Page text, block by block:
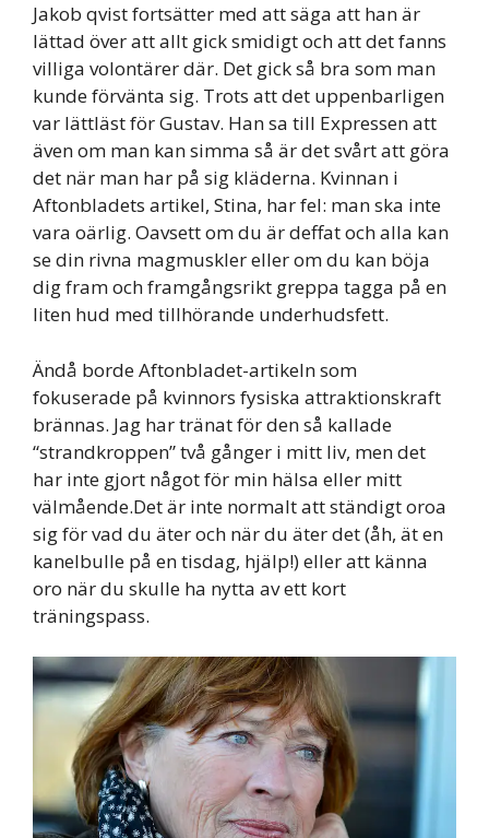
Jakob qvist fortsätter med att säga att han är
lättad över att allt gick smidigt och att det fanns
villiga volontärer där. Det gick så bra som man
kunde förvänta sig. Trots att det uppenbarligen
var lättläst för Gustav. Han sa till Expressen att
även om man kan simma så är det svårt att göra
det när man har på sig kläderna. Kvinnan i
Aftonbladets artikel, Stina, har fel: man ska inte
vara oärlig. Oavsett om du är deffat och alla kan
se din rivna magmuskler eller om du kan böja
dig fram och framgångsrikt greppa tagga på en
liten hud med tillhörande underhudsfett.
Ändå borde Aftonbladet-artikeln som
fokuserade på kvinnors fysiska attraktionskraft
brännas. Jag har tränat för den så kallade
“strandkroppen” två gånger i mitt liv, men det
har inte gjort något för min hälsa eller mitt
välmående.Det är inte normalt att ständigt oroa
sig för vad du äter och när du äter det (åh, ät en
kanelbulle på en tisdag, hjälp!) eller att känna
oro när du skulle ha nytta av ett kort
träningspass.